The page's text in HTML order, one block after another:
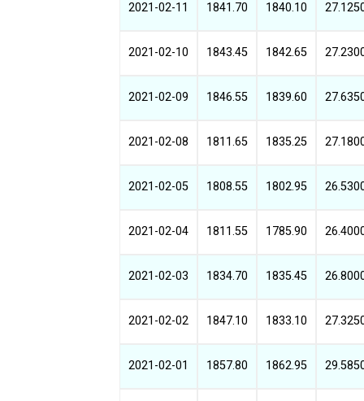
2021-02-11 1841.70 1840.10
2021-02-10 1843.45 1842.65
2021-02-09 1846.55 1839.60
2021-02-08 1811.65 1835.25
2021-02-05 1808.55 1802.95
2021-02-04 1811.55 1785.90
2021-02-03 1834.70 1835.45
2021-02-02 1847.10 1833.10
2021-02-01 1857.80 1862.95